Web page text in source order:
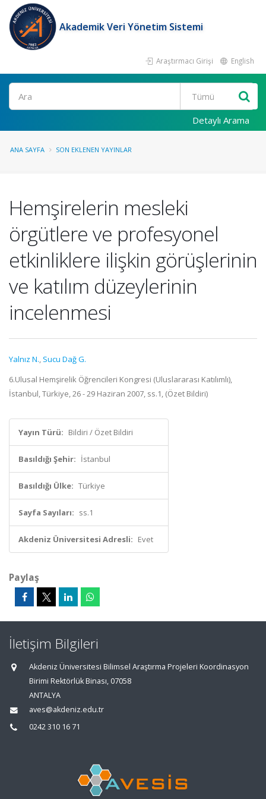
Akademik Veri Yönetim Sistemi
Araştırmacı Girişi English
Ara
Detaylı Arama
ANA SAYFA SON EKLENEN YAYINLAR
Hemşirelerin mesleki
örgütlere ve profesyonel
etkinliklere ilişkin görüşlerinin
ve katılım düzeylerinin
incelenmesi
Yalnız N., Sucu Dağ G.
6.Ulusal Hemşirelik Öğrencileri Kongresi (Uluslararası Katılımlı),
İstanbul, Türkiye, 26 - 29 Haziran 2007, ss.1, (Özet Bildiri)
Yayın Türü: Bildiri / Özet Bildiri
Basıldığı Şehir: İstanbul
Basıldığı Ülke: Türkiye
Sayfa Sayıları: ss.1
Akdeniz Üniversitesi Adresli: Evet
Paylaş
İletişim Bilgileri
Akdeniz Üniversitesi Bilimsel Araştırma Projeleri Koordinasyon
Birimi Rektörlük Binası, 07058
ANTALYA
aves@akdeniz.edu.tr
0242 310 16 71